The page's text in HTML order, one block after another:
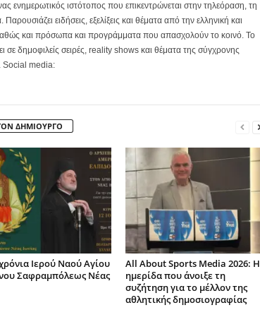
ενημερωτικός ιστότοπος που επικεντρώνεται στην τηλεόραση, τη
ειδήσεις, εξελίξεις και θέματα από την ελληνική και
και πρόσωπα και προγράμματα που απασχολούν το κοινό. Το
σε δημοφιλείς σειρές, reality shows και θέματα της σύγχρονης
Social media:
ΔΗΜΙΟΥΡΓΟ
Ιερού Ναού Αγίου
Σαφραμπόλεως Νέας
All About Sports Media 2026: Η
ημερίδα που άνοιξε τη
συζήτηση για το μέλλον της
αθλητικής δημοσιογραφίας